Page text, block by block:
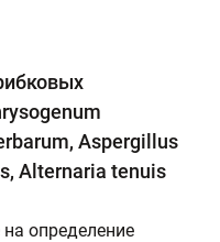
Aspergillus
Alternaria tenuis
определение